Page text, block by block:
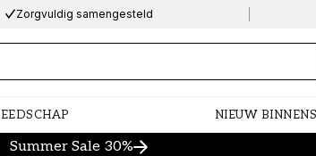
Zorgvuldig samengesteld
NIEUW BINNEN
Summer Sale 30%